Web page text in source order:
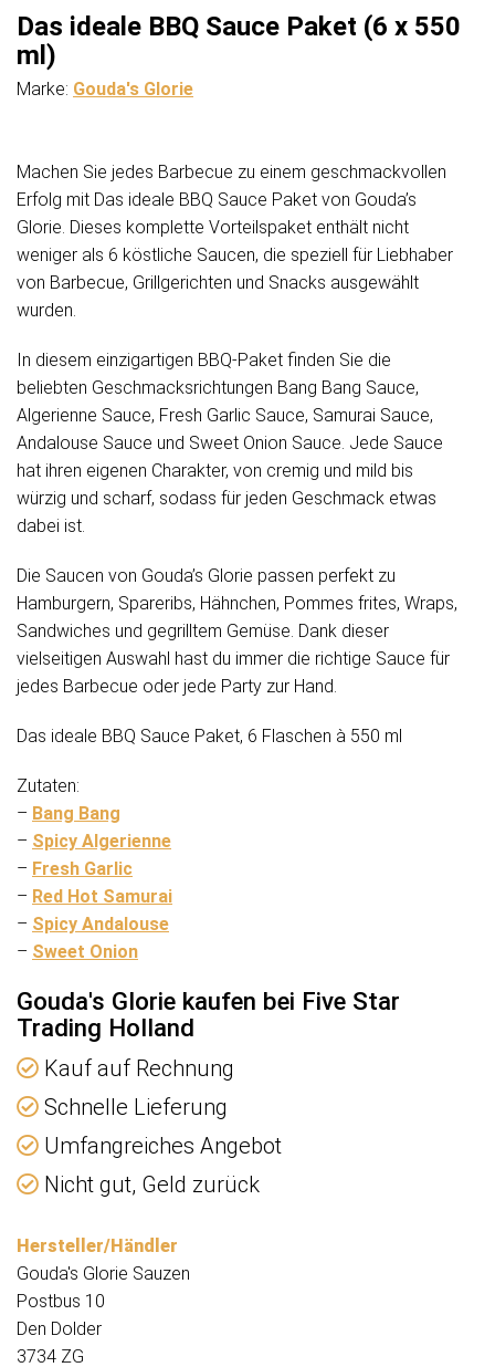
Das ideale BBQ Sauce Paket (6 x 550
ml)
Marke: Gouda's Glorie
Machen Sie jedes Barbecue zu einem geschmackvollen
Erfolg mit Das ideale BBQ Sauce Paket von Gouda’s
Glorie. Dieses komplette Vorteilspaket enthält nicht
weniger als 6 köstliche Saucen, die speziell für Liebhaber
von Barbecue, Grillgerichten und Snacks ausgewählt
wurden.
In diesem einzigartigen BBQ-Paket finden Sie die
beliebten Geschmacksrichtungen Bang Bang Sauce,
Algerienne Sauce, Fresh Garlic Sauce, Samurai Sauce,
Andalouse Sauce und Sweet Onion Sauce. Jede Sauce
hat ihren eigenen Charakter, von cremig und mild bis
würzig und scharf, sodass für jeden Geschmack etwas
dabei ist.
Die Saucen von Gouda’s Glorie passen perfekt zu
Hamburgern, Spareribs, Hähnchen, Pommes frites, Wraps,
Sandwiches und gegrilltem Gemüse. Dank dieser
vielseitigen Auswahl hast du immer die richtige Sauce für
jedes Barbecue oder jede Party zur Hand.
Das ideale BBQ Sauce Paket, 6 Flaschen à 550 ml
Zutaten:
– Bang Bang
– Spicy Algerienne
– Fresh Garlic
– Red Hot Samurai
– Spicy Andalouse
– Sweet Onion
Gouda's Glorie kaufen bei Five Star
Trading Holland
Kauf auf Rechnung
Schnelle Lieferung
Umfangreiches Angebot
Nicht gut, Geld zurück
Hersteller/Händler
Gouda's Glorie Sauzen
Postbus 10
Den Dolder
3734 ZG